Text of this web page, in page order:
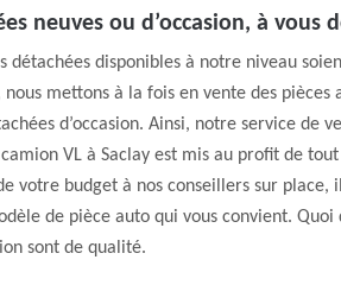
neuves ou d’occasion, à vous
détachées disponibles à notre niveau
nous mettons à la fois en vente des pièces
d’occasion. Ainsi, notre service de
VL à Saclay est mis au profit de tout
votre budget à nos conseillers sur place,
de pièce auto qui vous convient. Quoi
sont de qualité.